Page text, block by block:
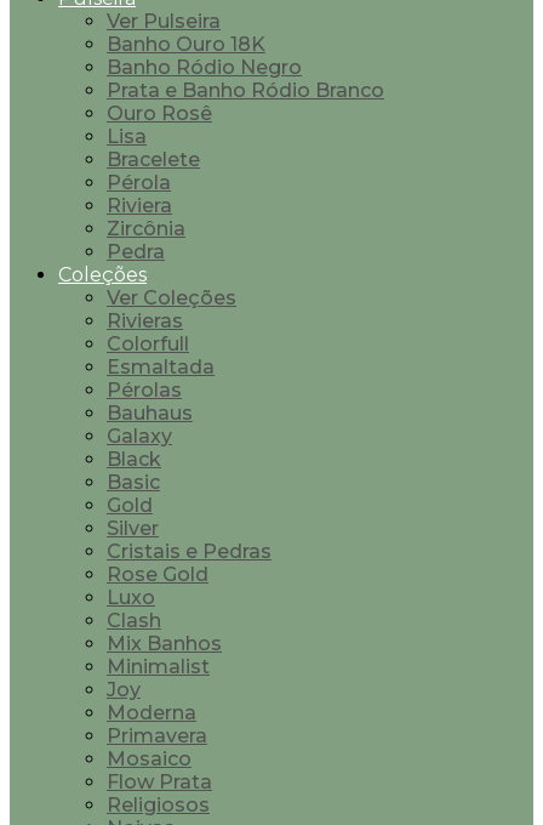
Ver Pulseira
Banho Ouro 18K
Banho Ródio Negro
Prata e Banho Ródio Branco
Ouro Rosê
Lisa
Bracelete
Pérola
Riviera
Zircônia
Pedra
Coleções
Ver Coleções
Rivieras
Colorfull
Esmaltada
Pérolas
Bauhaus
Galaxy
Black
Basic
Gold
Silver
Cristais e Pedras
Rose Gold
Luxo
Clash
Mix Banhos
Minimalist
Joy
Moderna
Primavera
Mosaico
Flow Prata
Religiosos